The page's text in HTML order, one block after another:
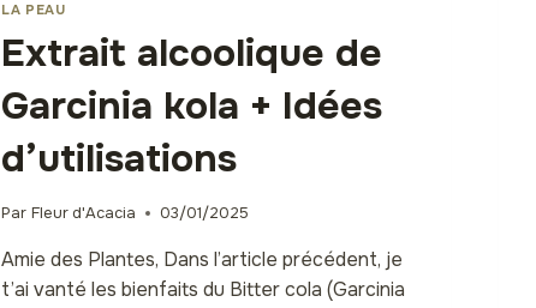
LA PEAU
Extrait alcoolique de
Garcinia kola + Idées
d’utilisations
Par Fleur d'Acacia 03/01/2025
Amie des Plantes, Dans l’article précédent, je
t’ai vanté les bienfaits du Bitter cola (Garcinia